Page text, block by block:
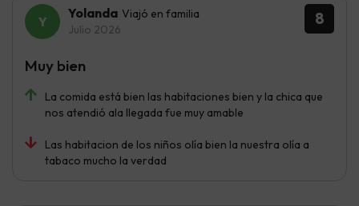
8
Yolanda Viajó en familia
Julio 2026
La comida está bien las habitaciones bien y la chica que
nos atendió ala llegada fue muy amable
Las habitacion de los niños olía bien la nuestra olía a
tabaco mucho la verdad
Muy bien